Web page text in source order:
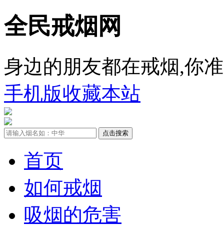
全民戒烟网
身边的朋友都在戒烟,你
手机版收藏本站
首页
如何戒烟
吸烟的危害